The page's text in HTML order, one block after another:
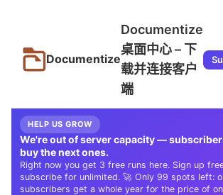
Documentize
Documentize
桌面中心 – 下
载并连接客户
端
HELP US GROW
We're out of server capacity —
buy the next ones.
Right now you get 3 free runs here. Sign up
subscribe for unlimited. 🚀 Only 99 spots left:
subscribers get a whole year for the price of